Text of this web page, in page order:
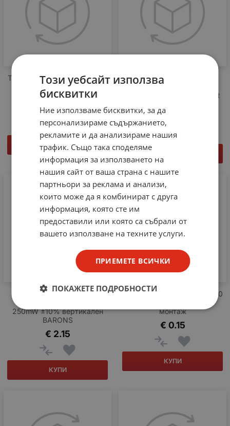
Тример потенциометър 500
ohm 0.1W хоризонтален
монтаж RKT6V-500
0.15
€
КУПИ
Многооборотен тример
потенциометър 10kohm
0.5W ±10% вертикален SR
€
Многооборотен тример
250mW ±10% вертикален
BARONS
2.15
€
КУПИ
Тример потенциометър 300
монтаж
0.15
€
КУПИ
Този уебсайт използва
бисквитки
Ние използваме бисквитки, за да
персонализираме съдържанието,
рекламите и да анализираме нашия
трафик. Също така споделяме
информация за използването на
нашия сайт от ваша страна с нашите
партньори за реклама и анализи,
които може да я комбинират с друга
информация, която сте им
предоставили или която са събрали от
вашето използване на техните услуги.
ПРИЕМЕТЕ ВСИЧКИ
ПОКАЖЕТЕ ПОДРОБНОСТИ